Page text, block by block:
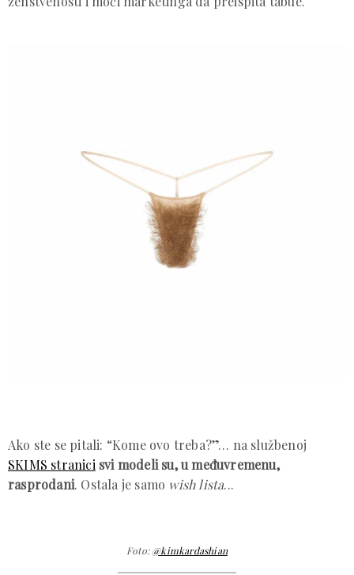
Ako ste se pitali: “Kome ovo treba?”… na službenoj
SKIMS stranici svi modeli su, u međuvremenu,
rasprodani. Ostala je samo wish lista...
Foto:@kimkardashian